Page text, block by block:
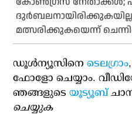
ദുര്‍ബലനായിരിക്കുകയില്ല
മത്സരിക്കുകയെന്ന്
ഡൂള്‍ന്യൂസിനെടെലഗ്രാം
ഫോളോ ചെയ്യാം.
ഞങ്ങളുടെയൂട്യൂബ്
ചെയ്യുക